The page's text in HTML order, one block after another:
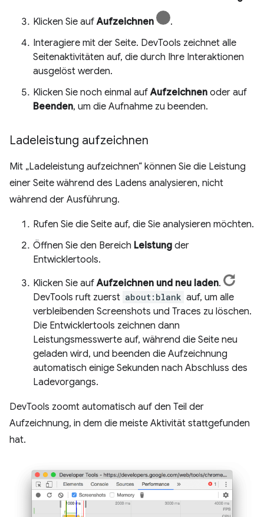
Klicken Sie aufAufzeichnen
.
Interagiere mit der Seite. DevTools zeichnet alle
Seitenaktivitäten auf, die durch Ihre Interaktionen
ausgelöst werden.
Klicken Sie noch einmal aufAufzeichnen oder auf
Beenden, um die Aufnahme zu beenden.
Ladeleistung aufzeichnen
Mit „Ladeleistung aufzeichnen“ können Sie die Leistung
einer Seite während des Ladens analysieren, nicht
während der Ausführung.
Rufen Sie die Seite auf, die Sie analysieren möchten.
Öffnen Sie den Bereich Leistung der
Entwicklertools.
Klicken Sie aufAufzeichnen und neu laden.
DevTools ruft zuerst about:blank auf, um alle
verbleibenden Screenshots und Traces zu löschen.
Die Entwicklertools zeichnen dann
Leistungsmesswerte auf, während die Seite neu
geladen wird, und beenden die Aufzeichnung
automatisch einige Sekunden nach Abschluss des
Ladevorgangs.
DevTools zoomt automatisch auf den Teil der
Aufzeichnung, in dem die meiste Aktivität stattgefunden
hat.